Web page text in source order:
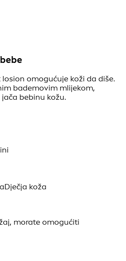
losion omogućuje koži da diše.
bademovim mlijekom,
bebinu kožu.
Dječja koža
morate omogućiti